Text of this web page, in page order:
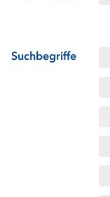
Suchbegriffe